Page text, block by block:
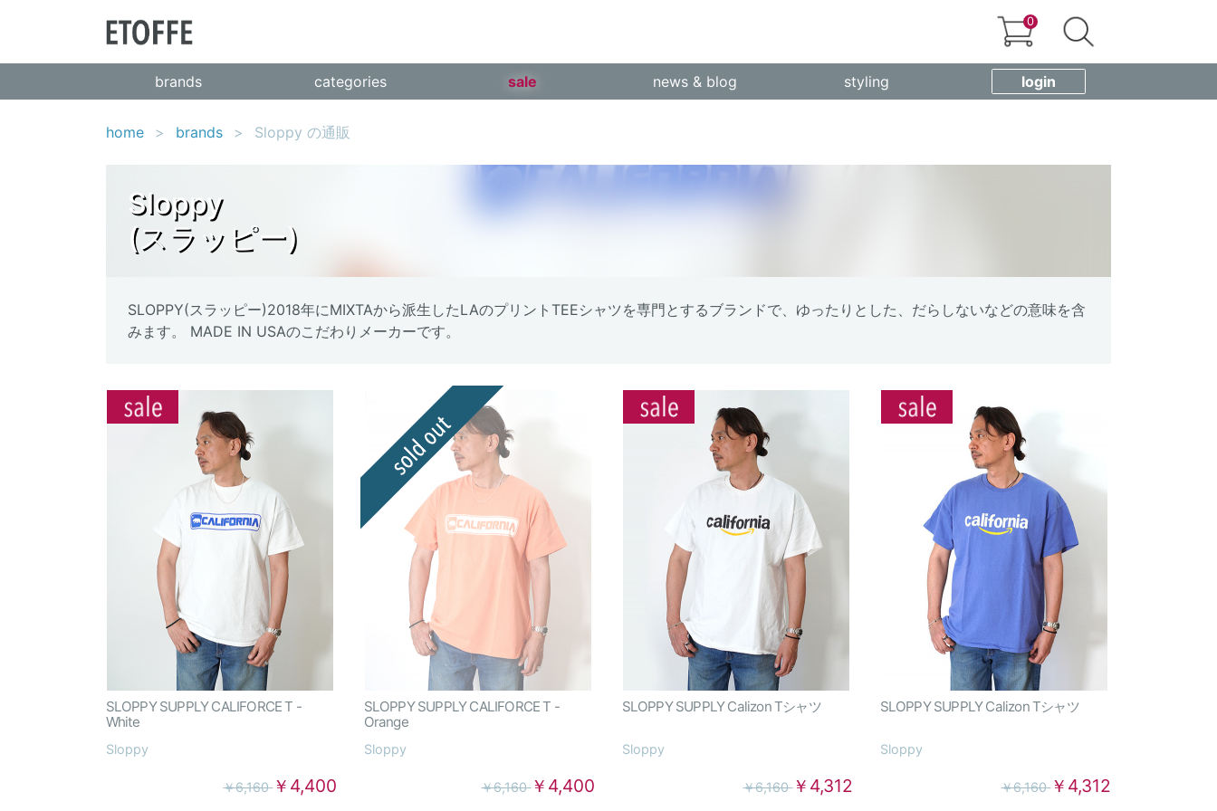
0
brands categories sale news & blog styling login
home brands Sloppy の通販
Sloppy
(スラッピー)
SLOPPY(スラッピー)2018年にMIXTAから派生したLAのプリントTEEシャツを専門とするブランドで、ゆったりとした、だらしないなどの意味を含
みます。 MADE IN USAのこだわりメーカーです。
SLOPPY SUPPLY CALIFORCE T -
White
Sloppy
￥6,160￥4,400
SLOPPY SUPPLY CALIFORCE T -
Orange
Sloppy
￥6,160￥4,400
SLOPPY SUPPLY Calizon Tシャツ
Sloppy
￥6,160￥4,312
SLOPPY SUPPLY Calizon Tシャツ
Sloppy
￥6,160￥4,312